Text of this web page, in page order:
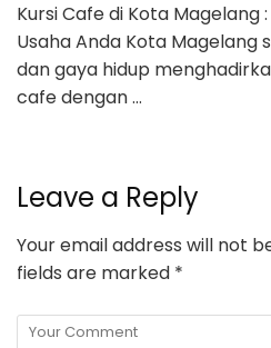
Kursi Cafe di Kota Magelang
Usaha Anda Kota Magelang
dan gaya hidup
cafe dengan …
Leave a Reply
Your email address will not
fields are marked *